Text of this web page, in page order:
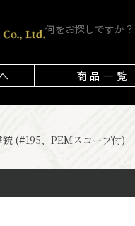
商品一覧
(#195、PEMスコープ付)